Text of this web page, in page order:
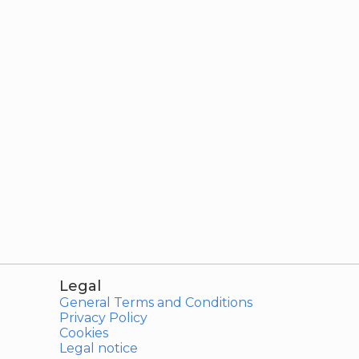
Legal
General Terms and Conditions
Privacy Policy
Cookies
Legal notice